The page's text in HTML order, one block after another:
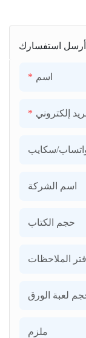
أرسل استفسارك
اسم
إلكتروني
سكايب
اسم الشركة
حجم الكتاب
الملاحظات
لعبة الورق
ملزم